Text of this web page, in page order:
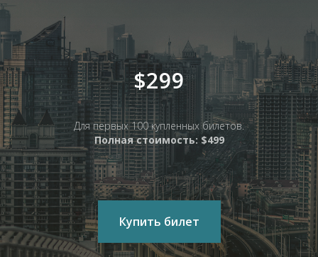
$299
Для первых 100 купленных билетов.
Полная стоимость: $499
Купить билет